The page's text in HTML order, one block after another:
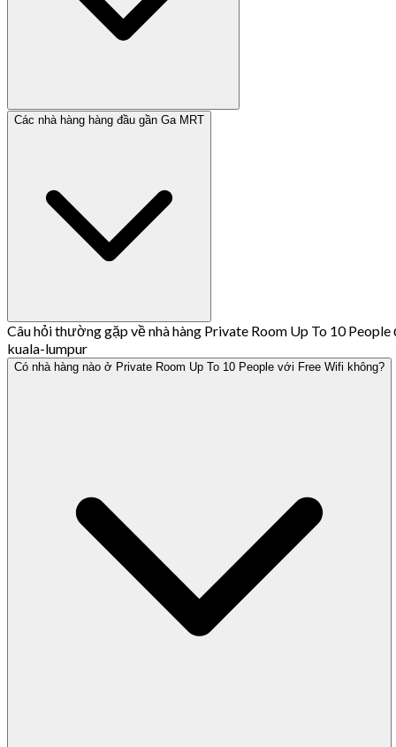
Các nhà hàng hàng đầu gần Ga MRT
Câu hỏi thường gặp về nhà hàng Private Room Up To 10 People
kuala-lumpur
Có nhà hàng nào ở Private Room Up To 10 People với Free Wifi không?